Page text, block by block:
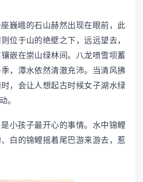
巍峨的石山赫然出现在眼前，此
位于山的绝壁之下，远远望去，
嵌在崇山绿林间。八龙喷雪坝蓄
，潭水依然清澈充沛。当清风拂
，会让人想起古时候女子湖水绿
。
小孩子最开心的事情。水中锦鲤
白的锦鲤摇着尾巴游来游去，惹